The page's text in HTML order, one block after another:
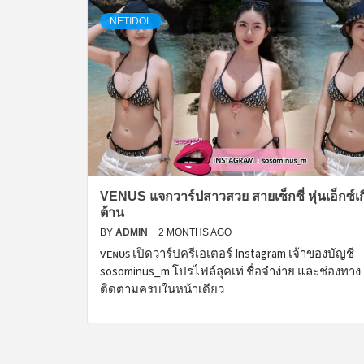
NETIDOL
VENUS แจกวาร์ปสาวสวย สายเซ็กซี่ หุ่นเอ็กซ์เ
ต้าน
BY ADMIN 2 MONTHS AGO
ᴠᴇɴᴜꜱ เปิดวาร์ปครีเอเตอร์ Instagram เจ้าของบัญชี
sosominus_m โปรไฟล์ลุคเท่ ชื่อจำง่าย และช่องทาง
ติดตามครบในหน้าเดียว